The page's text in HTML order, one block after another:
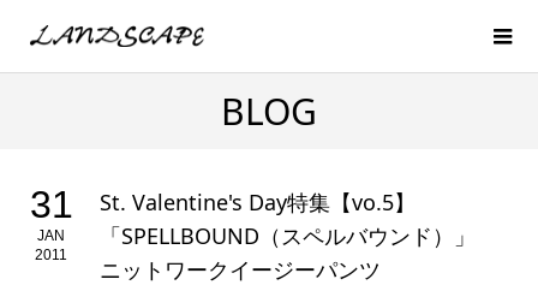
BLOG
31
JAN
2011
St. Valentine's Day特集【vo.5】
「SPELLBOUND（スペルバウンド）」
ニットワークイージーパンツ